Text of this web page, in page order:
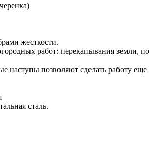
жесткости.
работ: перекапывания земли,
наступы позволяют сделать работу
сталь.